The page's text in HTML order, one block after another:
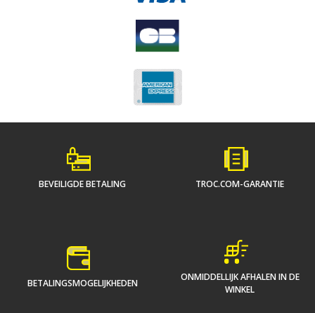
BEVEILIGDE BETALING TROC.COM-GARANTIE
BETALINGSMOGELIJKHEDEN
ONMIDDELLIJK AFHALEN IN DE
WINKEL